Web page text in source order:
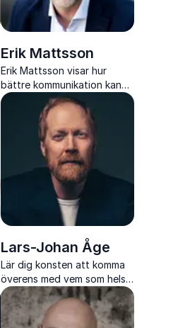
Erik Mattsson
Erik Mattsson visar hur
bättre kommunikation kan
tränas upp med enkla
tekniker, humor och
praktiska verktyg som
fungerar direkt i vardagen
Lars-Johan Åge
Lär dig konsten att komma
överens med vem som helst
genom forskning, praktik
och konkreta verktyg från
en av Sveriges mest